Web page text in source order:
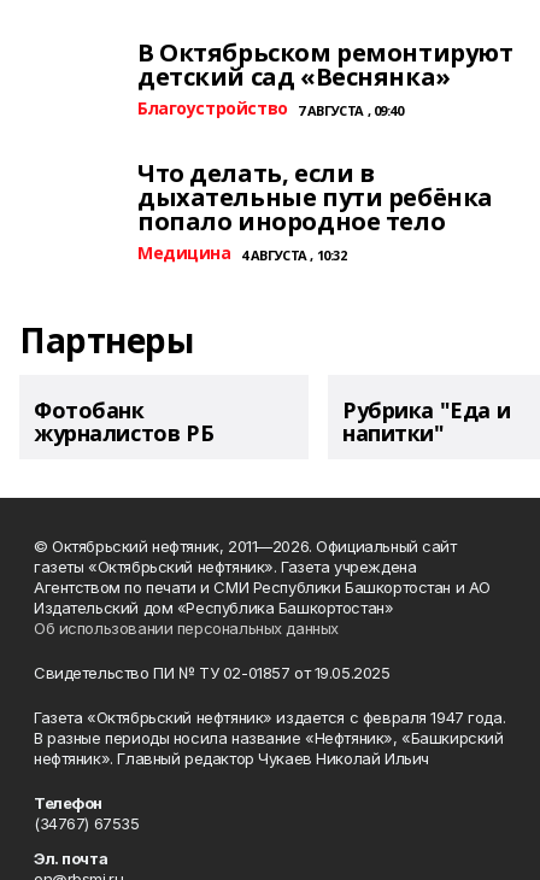
В Октябрьском ремонтируют
детский сад «Веснянка»
Благоустройство 7 АВГУСТА , 09:40
Что делать, если в
дыхательные пути ребёнка
попало инородное тело
Медицина 4 АВГУСТА , 10:32
Партнеры
Фотобанк
журналистов РБ
Рубрика "Еда и
напитки"
© Октябрьский нефтяник, 2011—2026. Официальный сайт
газеты «Октябрьский нефтяник». Газета учреждена
Агентством по печати и СМИ Республики Башкортостан и АО
Издательский дом «Республика Башкортостан»
Об использовании персональных данных
Свидетельство ПИ № ТУ 02-01857 от 19.05.2025
Газета «Октябрьский нефтяник» издается с февраля 1947 года.
В разные периоды носила название «Нефтяник», «Башкирский
нефтяник». Главный редактор Чукаев Николай Ильич
Телефон
(34767) 67535
Эл. почта